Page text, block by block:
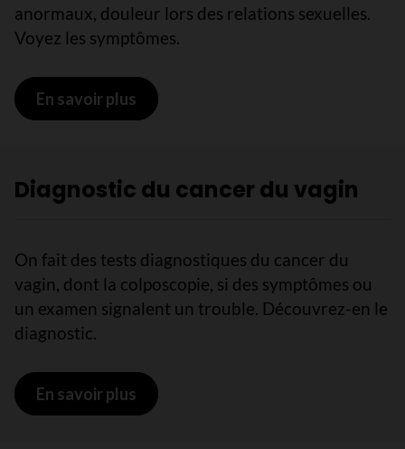
anormaux, douleur lors des relations sexuelles.
Voyez les symptômes.
En savoir plus sur Symptômes du cancer du vagin
Diagnostic du cancer du vagin
On fait des tests diagnostiques du cancer du
vagin, dont la colposcopie, si des symptômes ou
un examen signalent un trouble. Découvrez-en le
diagnostic.
En savoir plus sur Diagnostic du cancer du vagin